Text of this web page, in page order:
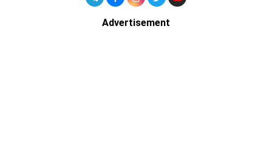
Advertisement